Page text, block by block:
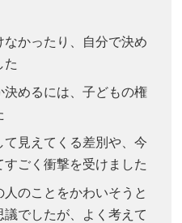
かったり、自分で決め
た
めるには、子どもの権
見えてくる差別や、今
ごく衝撃を受けました
のことをかわいそうと
でしたが、よく考えて